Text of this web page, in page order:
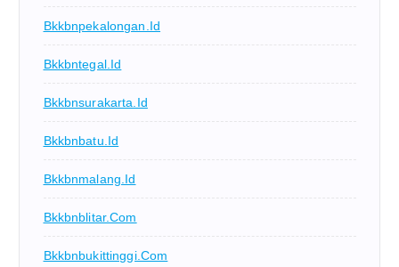
Bkkbnpekalongan.id
Bkkbntegal.id
Bkkbnsurakarta.id
Bkkbnbatu.id
Bkkbnmalang.id
Bkkbnblitar.com
Bkkbnbukittinggi.com